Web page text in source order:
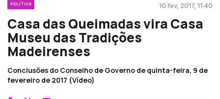
POLÍTICA 10 fev, 2017, 11:40
Casa das Queimadas vira Casa
Museu das Tradições
Madeirenses
Conclusões do Conselho de Governo de quinta-feira, 9 de
fevereiro de 2017 (Vídeo)